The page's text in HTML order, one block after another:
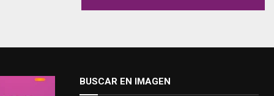
BUSCAR EN IMAGEN